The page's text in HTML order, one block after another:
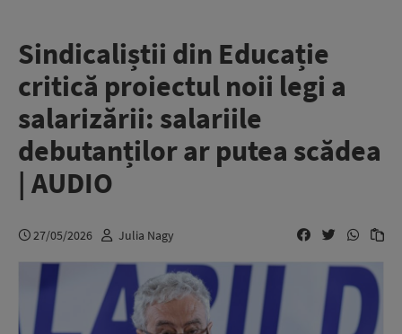
Sindicaliștii din Educație
critică proiectul noii legi a
salarizării: salariile
debutanților ar putea scădea
| AUDIO
27/05/2026 Julia Nagy